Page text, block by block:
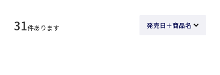
31件あります